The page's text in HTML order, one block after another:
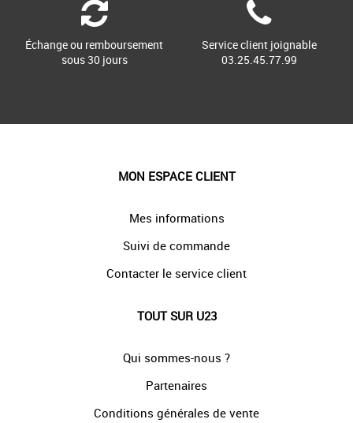
Échange ou remboursement
sous 30 jours
Service client joignable
03.25.45.77.99
MON ESPACE CLIENT
Mes informations
Suivi de commande
Contacter le service client
TOUT SUR U23
Qui sommes-nous ?
Partenaires
Conditions générales de vente